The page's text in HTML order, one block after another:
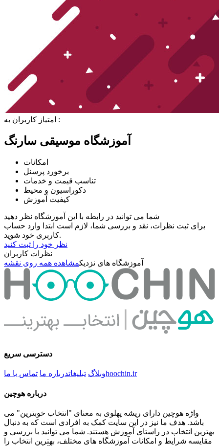
امتیاز کاربران به :
آموزشگاه موسیقی سارنگ
امکانات
برخورد پرسنل
تناسب قیمت و خدمات
دکوراسیون و محیط
کیفیت آموزش
شما می توانید در رابطه با این آموزشگاه نظر دهید
برای ثبت نظرات، نقد و بررسی شما، لازم است ابتدا وارد حساب
کاربری خود شوید.
نظر خود را ثبت کنید
نظرات کاربران
آموزشگاه های نزدیکمشاهده همه روی نقشه
دسترسی سریع
وبلاگ تبلیغاتدرباره ما تماس با ما hoochin.ir
درباره هوچین
واژه هوچین دارای ریشه پهلوی به معنای "انتخاب خوبترین" می
باشد. هدف ما نیز در این سایت کمک به افرادی است که به دنبال
بهترین انتخاب در راستای آموزش هستند. شما می توانید با بررسی و
مقایسه شرایط و امکانات آموزشگاه های مختلف، بهترین انتخاب را